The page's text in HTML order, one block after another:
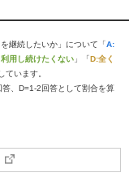
継続したいか」について「A:
用し続けたくない 」「D:全く
ています。
、D=1-2回答として割合を算